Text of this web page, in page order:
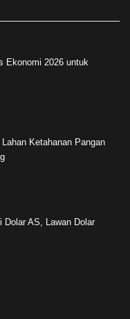
Ekonomi 2026 untuk
Ketahanan Pangan
Dolar AS, Lawan Dolar